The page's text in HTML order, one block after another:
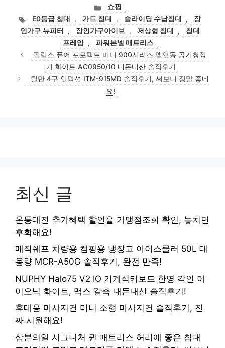
카
테
고
리
쇼핑
태
그
E0등급 침대 , 가드 침대 , 슬라이딩 수납침대 ,
장
인가구 뉴피터
, 장인가구아이브 , 저상형 침대 ,
침대
프레임
,
파워본넬 매트리스
필립스 퓨어 프로텍트 미니 900시리즈 앱연동 공기청정
기 화이트 AC0950/10 내돈내산 솔직후기
틸만 4구 인덕션 ITM-915MD 솔직후기, 써보니 정말 좋네
요!
최신 글
온통대전 추가혜택 할인율 가맹점조회 확인, 놓치면
후회해요!
매직쉐프 차량용 캠핑용 냉장고 아이스쿨러 50L 대
용량 MCR-A50G 솔직후기, 완전 만족!
NUPHY Halo75 V2 IO 기계식키보드 한영 각인 아
이오닉 화이트, 맥스 갈축 내돈내산 솔직후기!
휴대용 마사지건 미니 소형 마사지건 솔직후기, 진
짜 시원해요!
삼분의일 시그니처 퀸 매트리스 허리에 좋은 침대